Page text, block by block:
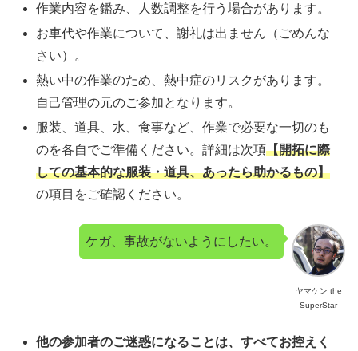
作業内容を鑑み、人数調整を行う場合があります。
お車代や作業について、謝礼は出ません（ごめんな
さい）。
熱い中の作業のため、熱中症のリスクがあります。
自己管理の元のご参加となります。
服装、道具、水、食事など、作業で必要な一切のも
のを各自でご準備ください。詳細は次項【開拓に際
しての基本的な服装・道具、あったら助かるもの】
の項目をご確認ください。
ヤマケン the
SuperStar
ケガ、事故がないようにしたい。
他の参加者のご迷惑になることは、すべてお控えく